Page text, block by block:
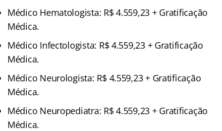
Médico Hematologista: R$ 4.559,23 + Gratificação
Médica.
Médico Infectologista: R$ 4.559,23 + Gratificação
Médica.
Médico Neurologista: R$ 4.559,23 + Gratificação
Médica.
Médico Neuropediatra: R$ 4.559,23 + Gratificação
Médica.